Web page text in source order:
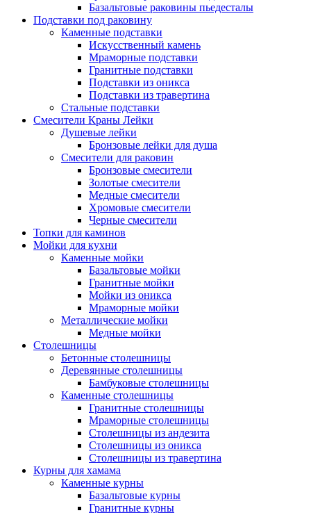
Базальтовые раковины пьедесталы
Подставки под раковину
Каменные подставки
Искусственный камень
Мраморные подставки
Гранитные подставки
Подставки из оникса
Подставки из травертина
Стальные подставки
Смесители Краны Лейки
Душевые лейки
Бронзовые лейки для душа
Смесители для раковин
Бронзовые смесители
Золотые смесители
Медные смесители
Хромовые смесители
Черные смесители
Топки для каминов
Мойки для кухни
Каменные мойки
Базальтовые мойки
Гранитные мойки
Мойки из оникса
Мраморные мойки
Металлические мойки
Медные мойки
Столешницы
Бетонные столешницы
Деревянные столешницы
Бамбуковые столешницы
Каменные столешницы
Гранитные столешницы
Мраморные столешницы
Столешницы из андезита
Столешницы из оникса
Столешницы из травертина
Курны для хамама
Каменные курны
Базальтовые курны
Гранитные курны